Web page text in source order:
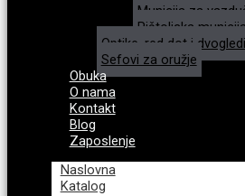
Municija za
Pištoljska municija
Optike, red dot i dvogledi
Sefovi za oružje
Obuka
O nama
Kontakt
Blog
Zaposlenje
Naslovna
Katalog